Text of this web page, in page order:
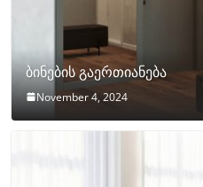
ბინების გაერთიანება
November 4, 2024